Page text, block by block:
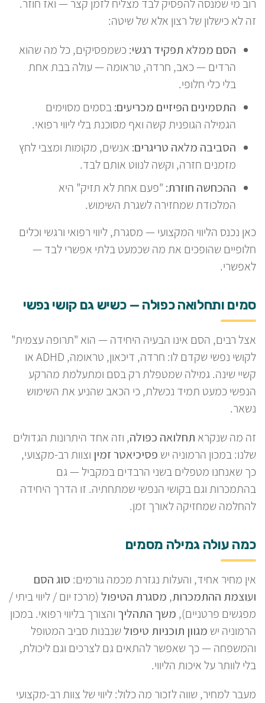
רוב מי שמנסה להפסיק לבד מצליח לזמן קצר — ואז חוזר.
זה לא כישלון של רצון אלא של שיטה:
הסם ממלא תפקיד רגשי: כשמפסיקים, כל מה שהוא
הרדים — כאב, חרדה, טראומה — עולה בבת אחת
בלי כלי חלופי.
התסמינים הפיזיים מכריעים:בסמים מסוימים
הגמילה הגופנית קשה ואף מסוכנת בלי ליווי רפואי.
הסביבה מלאה טריגרים: אנשים, מקומות ומצבי לחץ
מזמנים חזרה, וקשה לנווט אותם לבד.
ההכחשה חוזרת: "פעם אחת לא תזיק" היא
המלכודת שמחזירה לשגרת השימוש.
כאן נכנס הליווי המקצועי — מסגרת, ליווי רפואי ורגשי וכלים
חלופיים שהופכים את מה שכמעט בלתי אפשרי לבד —
לאפשרי.
סמים ותחלואה כפולה — כשיש גם קושי נפשי
אצל רבים, הסם אינו הבעיה היחידה — הוא "תרופה עצמית"
לקושי נפשי שקדם לו: חרדה, דיכאון, טראומה, ADHD או
קשיי שינה. גמילה שמטפלת רק בסם ומתעלמת מהרקע
הנפשי כמעט תמיד נכשלת, כי הכאב שהניע את השימוש
נשאר.
זה מה שנקרא תחלואה כפולה, וזה אחד היתרונות הגדולים
שלנו: במכון הרמוניה יש פסיכיאטר זמין וצוות רב-מקצועי,
כך שאנחנו מטפלים בשני הרבדים במקביל — גם
בהתמכרות וגם בקושי הנפשי שמתחתיה. זו הדרך היחידה
להחלמה שמחזיקה לאורך זמן.
כמה עולה גמילה מסמים
אין מחיר אחיד, והעלות נגזרת מכמה גורמים: סוג הסם
ועוצמת ההתמכרות, מסגרת הטיפול (מרכז יום / ליווי ביתי /
מפגשים פרטניים), משך התהליך והצורך בליווי רפואי. במכון
הרמוניה יש מגוון תוכניות טיפולשנבנות סביב המטופל
והמשפחה — כך שאפשר להתאים גם לצרכים וגם ליכולת,
בלי לוותר על איכות הליווי.
מעבר למחיר, שווה לזכור מה כלול: ליווי של צוות רב-מקצועי